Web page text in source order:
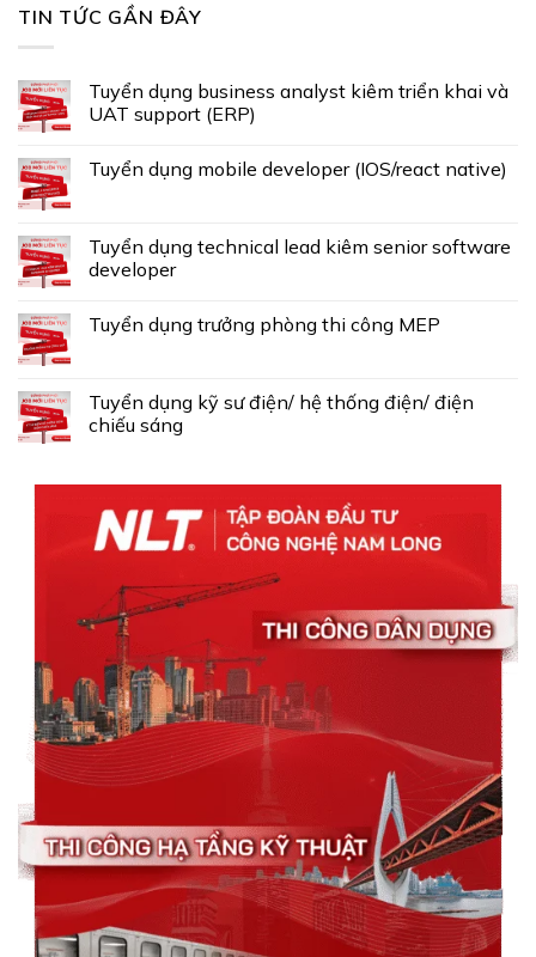
TIN TỨC GẦN ĐÂY
Tuyển dụng business analyst kiêm triển khai và
UAT support (ERP)
Tuyển dụng mobile developer (IOS/react native)
Tuyển dụng technical lead kiêm senior software
developer
Tuyển dụng trưởng phòng thi công MEP
Tuyển dụng kỹ sư điện/ hệ thống điện/ điện
chiếu sáng